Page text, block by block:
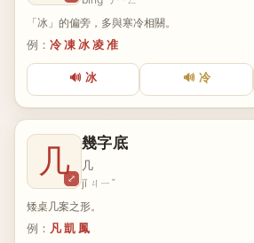
「冰」的偏旁，多與寒冷相關。
例： 冷 凍 冰 凌 准
🔊 冰 🔊 冷
几⤢
幾字底
几
jǐ ㄐㄧˇ
矮桌几案之形。
例： 凡 凱 鳳